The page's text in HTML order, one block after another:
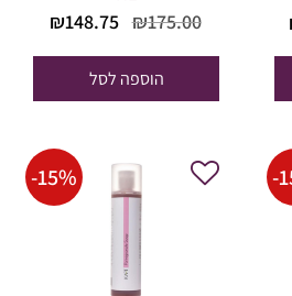
⁦₪357.85⁩
₪175.00
המחיר
היה:
₪175.00.
₪148.75
הוספה לסל
-
-15%